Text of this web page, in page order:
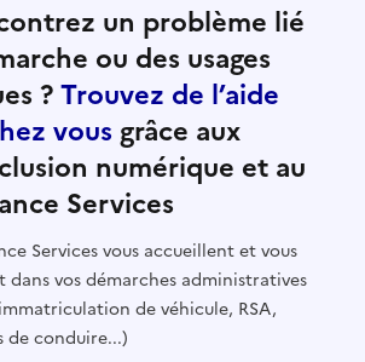
un problème lié
ou des usages
?Trouvez de l’aide
vous grâce aux
numérique et au
Services
Services vous accueillent et vous
dans vos démarches administratives
de véhicule, RSA,
de conduire...)